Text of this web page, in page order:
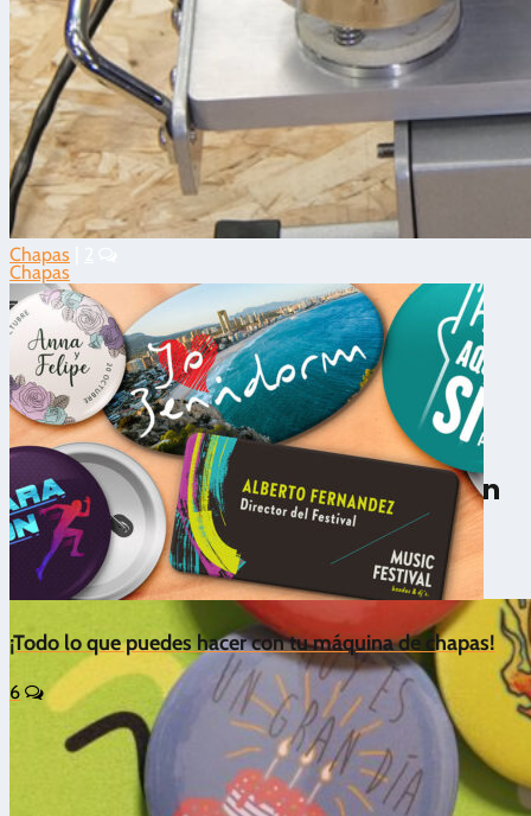
Chapas
5/5 - (2 votos)
🦾 ¿Cómo producir más chapas sin
esfuerzo con una máquina de
chapas automática?
Chapas
¡Todo lo que puedes hacer con tu máquina de chapas!
6